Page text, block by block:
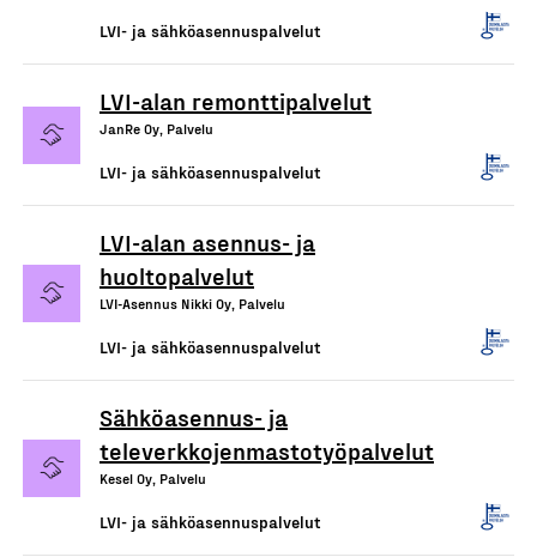
LVI- ja sähköasennuspalvelut
LVI-alan remonttipalvelut
JanRe Oy, Palvelu
LVI- ja sähköasennuspalvelut
LVI-alan asennus- ja
huoltopalvelut
LVI-Asennus Nikki Oy, Palvelu
LVI- ja sähköasennuspalvelut
Sähköasennus- ja
televerkkojenmastotyöpalvelut
Kesel Oy, Palvelu
LVI- ja sähköasennuspalvelut